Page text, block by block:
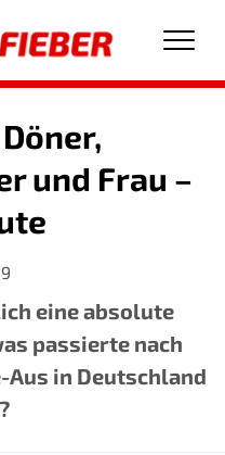
und Frau –
eine absolute
passierte nach
in Deutschland